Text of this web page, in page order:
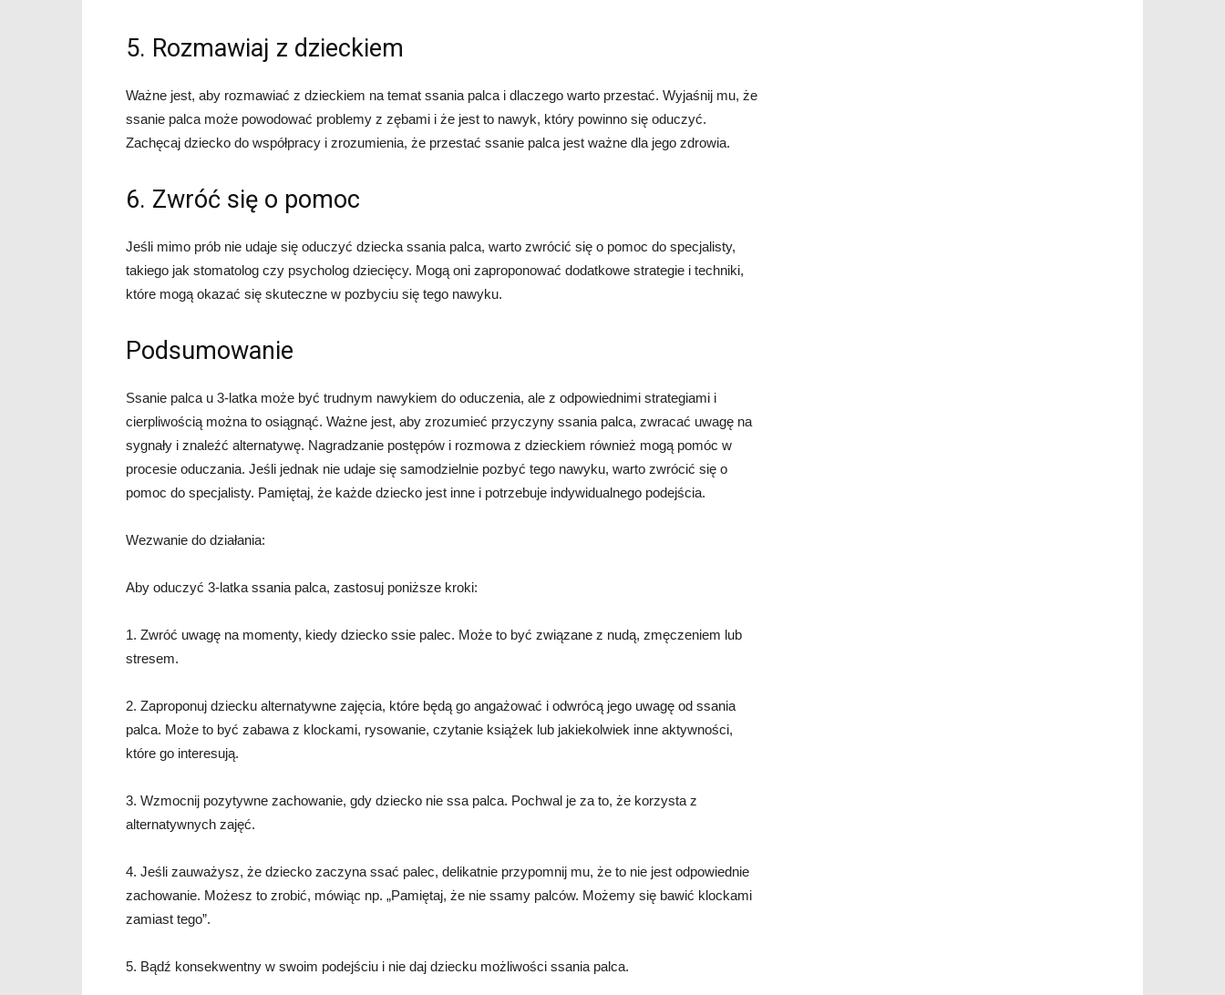
5. Rozmawiaj z dzieckiem
Ważne jest, aby rozmawiać z dzieckiem na temat ssania palca i dlaczego warto przestać. Wyjaśnij mu, że
ssanie palca może powodować problemy z zębami i że jest to nawyk, który powinno się oduczyć.
Zachęcaj dziecko do współpracy i zrozumienia, że przestać ssanie palca jest ważne dla jego zdrowia.
6. Zwróć się o pomoc
Jeśli mimo prób nie udaje się oduczyć dziecka ssania palca, warto zwrócić się o pomoc do specjalisty,
takiego jak stomatolog czy psycholog dziecięcy. Mogą oni zaproponować dodatkowe strategie i techniki,
które mogą okazać się skuteczne w pozbyciu się tego nawyku.
Podsumowanie
Ssanie palca u 3-latka może być trudnym nawykiem do oduczenia, ale z odpowiednimi strategiami i
cierpliwością można to osiągnąć. Ważne jest, aby zrozumieć przyczyny ssania palca, zwracać uwagę na
sygnały i znaleźć alternatywę. Nagradzanie postępów i rozmowa z dzieckiem również mogą pomóc w
procesie oduczania. Jeśli jednak nie udaje się samodzielnie pozbyć tego nawyku, warto zwrócić się o
pomoc do specjalisty. Pamiętaj, że każde dziecko jest inne i potrzebuje indywidualnego podejścia.
Wezwanie do działania:
Aby oduczyć 3-latka ssania palca, zastosuj poniższe kroki:
1. Zwróć uwagę na momenty, kiedy dziecko ssie palec. Może to być związane z nudą, zmęczeniem lub
stresem.
2. Zaproponuj dziecku alternatywne zajęcia, które będą go angażować i odwrócą jego uwagę od ssania
palca. Może to być zabawa z klockami, rysowanie, czytanie książek lub jakiekolwiek inne aktywności,
które go interesują.
3. Wzmocnij pozytywne zachowanie, gdy dziecko nie ssa palca. Pochwal je za to, że korzysta z
alternatywnych zajęć.
4. Jeśli zauważysz, że dziecko zaczyna ssać palec, delikatnie przypomnij mu, że to nie jest odpowiednie
zachowanie. Możesz to zrobić, mówiąc np. „Pamiętaj, że nie ssamy palców. Możemy się bawić klockami
zamiast tego”.
5. Bądź konsekwentny w swoim podejściu i nie daj dziecku możliwości ssania palca.